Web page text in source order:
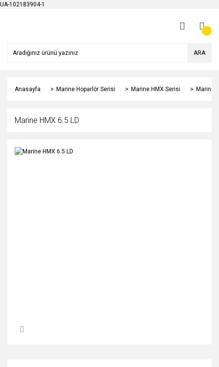
UA-102183904-1
ARA
Anasayfa Marine Hoparlör Serisi Marine HMX Serisi Marine
Marine HMX 6.5 LD